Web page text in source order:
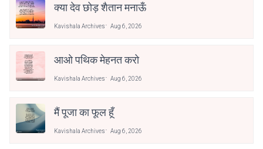
क्या देव छोड़ शैतान मनाऊँ
Kavishala Archives Aug 6, 2026
आओ पथिक मेहनत करो
Kavishala Archives Aug 6, 2026
मैं पूजा का फूल हूँ
Kavishala Archives Aug 6, 2026